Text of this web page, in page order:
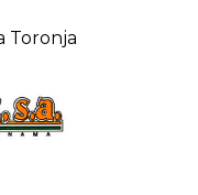
Toronja